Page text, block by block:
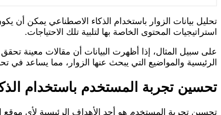
تحليل بيانات الزوار باستخدام الذكاء الاصطناعي يمكن
استراتيجيات المحتوى الخاصة بها لتلبية تلك الاحتياجات.
على سبيل المثال، إذا أظهرت البيانات أن مقالات معينة
الرئيسية والمواضيع التي يبحث عنها الزوار، مما يساعد
تحسين تجربة المستخدم باستخدام
تحسين تجربة المستخدم هو أحد الأهداف الرئيسية لأي موقع